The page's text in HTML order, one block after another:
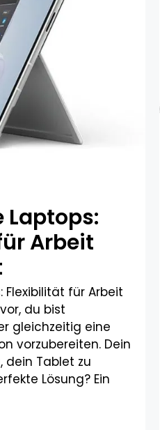
Laptops:
Arbeit
Flexibilität für Arbeit
du bist
gleichzeitig eine
vorzubereiten. Dein
dein Tablet zu
Lösung? Ein